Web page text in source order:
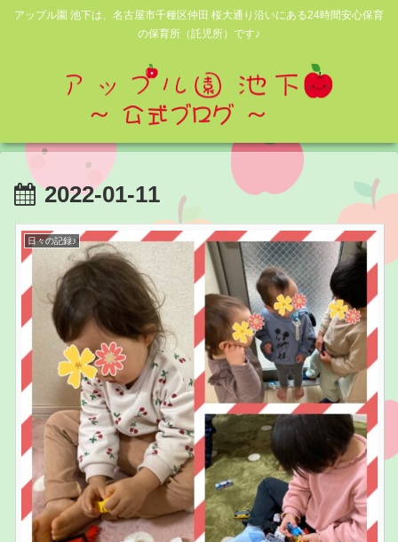
アップル園 池下は、名古屋市千種区仲田 桜大通り沿いにある24時間安心保育
の保育所（託児所）です♪
2022-01-11
日々の記録♪